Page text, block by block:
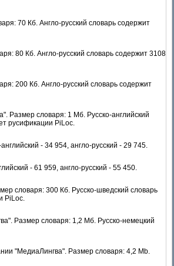
70 Кб. Англо-русский словарь содержит
80 Кб. Англо-русский словарь содержит 3108
200 Кб. Англо-русский словарь содержит
Размер словаря: 1 Мб. Русско-английский
русификации PiLoc.
- 34 954, англо-русский - 29 745.
- 61 959, англо-русский - 55 450.
словаря: 300 Кб. Русско-шведский словарь
PiLoc.
Размер словаря: 1,2 Мб. Русско-немецкий
"МедиаЛингва". Размер словаря: 4,2 Mb.